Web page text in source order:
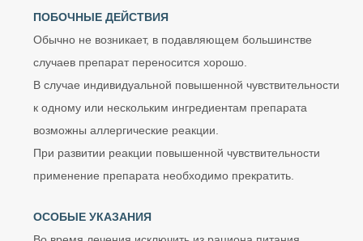
ПОБОЧНЫЕ ДЕЙСТВИЯ
Обычно не возникает, в подавляющем большинстве
случаев препарат переносится хорошо.
В случае индивидуальной повышенной чувствительности
к одному или нескольким ингредиентам препарата
возможны аллергические реакции.
При развитии реакции повышенной чувствительности
применение препарата необходимо прекратить.
ОСОБЫЕ УКАЗАНИЯ